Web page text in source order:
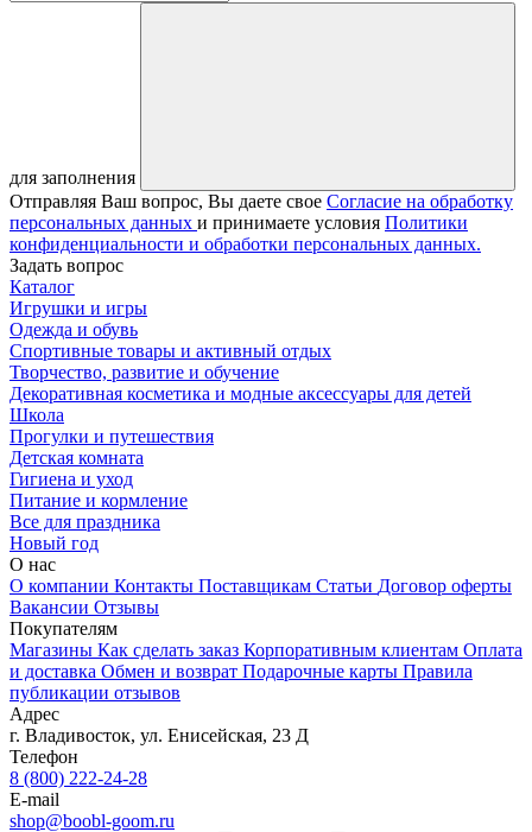
для заполнения
Отправляя Ваш вопрос, Вы даете свое Согласие на обработку
персональных данных и принимаете условия Политики
конфиденциальности и обработки персональных данных.
Задать вопрос
Каталог
Игрушки и игры
Одежда и обувь
Спортивные товары и активный отдых
Творчество, развитие и обучение
Декоративная косметика и модные аксессуары для детей
Школа
Прогулки и путешествия
Детская комната
Гигиена и уход
Питание и кормление
Все для праздника
Новый год
О нас
О компании Контакты Поставщикам Статьи Договор оферты
Вакансии Отзывы
Покупателям
Магазины Как сделать заказ Корпоративным клиентам Оплата
и доставка Обмен и возврат Подарочные карты Правила
публикации отзывов
Адрес
г. Владивосток, ул. Енисейская, 23 Д
Телефон
8 (800) 222-24-28
E-mail
shop@boobl-goom.ru